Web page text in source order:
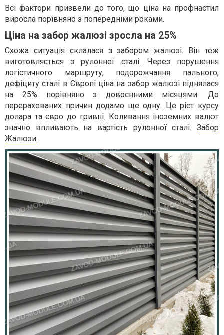
Всі фактори призвели до того, що ціна на профнастил
виросла порівняно з попередніми роками.
Ціна на забор жалюзі зросла на 25%
Схожа ситуація склалася з забором жалюзі. Він теж
виготовляється з рулонної сталі. Через порушення
логістичного маршруту, подорожчання пального,
дефіциту сталі в Європі ціна на забор жалюзі піднялася
на 25% порівняно з довоєнними місяцями. До
перерахованих причин додамо ще одну. Це ріст курсу
долара та євро до гривні. Коливання іноземних валют
значно впливають на вартість рулонної сталі. Забор
Жалюзи.